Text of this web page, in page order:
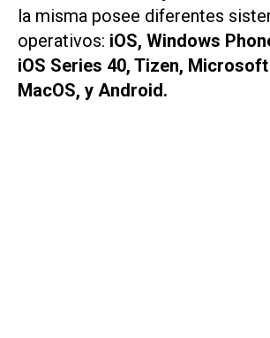
la misma posee diferentes
operativos: iOS, Windows
iOS Series 40, Tizen,
MacOS, y Android.